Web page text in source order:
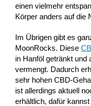
einen vielmehr
Körper anders auf die
Im Übrigen gibt es
MoonRocks. Diese
in Hanföl getränkt und
vermengt. Dadurch
sehr hohen CBD-
ist allerdings aktuell
erhältlich, dafür